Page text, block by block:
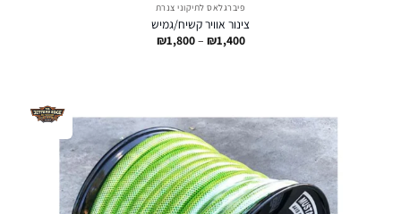
פיברגלאס לתיקוני צנרת
צינור אוויר קשיח/גמיש
₪1,400
–
₪1,800 טווח